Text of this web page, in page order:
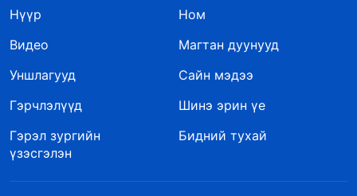
Нүүр
Ном
Видео
Магтан дуунууд
Уншлагууд
Сайн мэдээ
Гэрчлэлүүд
Шинэ эрин үе
Гэрэл зургийн
үзэсгэлэн
Бидний тухай